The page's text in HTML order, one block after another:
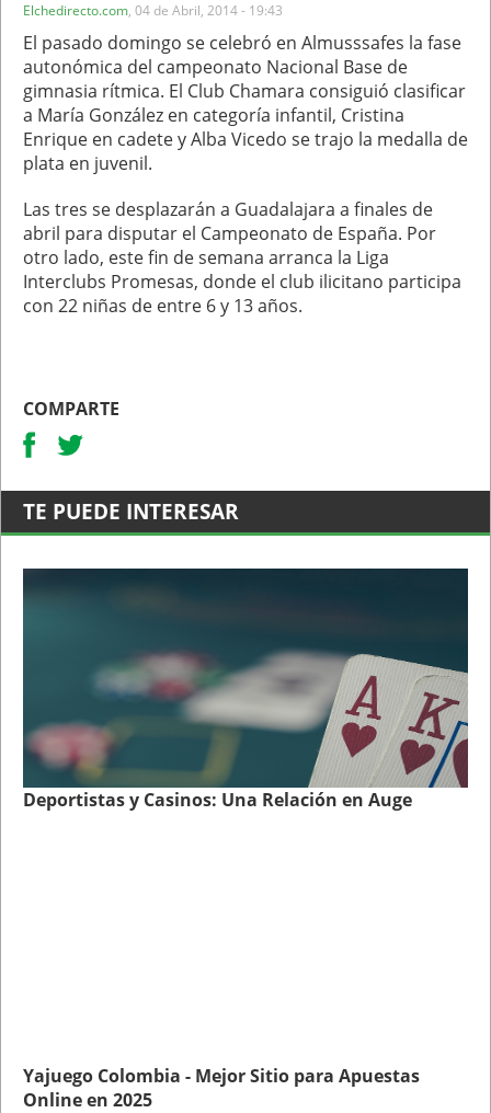
Elchedirecto.com, 04 de Abril, 2014 - 19:43
El pasado domingo se celebró en Almusssafes la fase
autonómica del campeonato Nacional Base de
gimnasia rítmica. El Club Chamara consiguió clasificar
a María González en categoría infantil, Cristina
Enrique en cadete y Alba Vicedo se trajo la medalla de
plata en juvenil.
Las tres se desplazarán a Guadalajara a finales de
abril para disputar el Campeonato de España. Por
otro lado, este fin de semana arranca la Liga
Interclubs Promesas, donde el club ilicitano participa
con 22 niñas de entre 6 y 13 años.
COMPARTE
TE PUEDE INTERESAR
Deportistas y Casinos: Una Relación en Auge
Yajuego Colombia - Mejor Sitio para Apuestas
Online en 2025